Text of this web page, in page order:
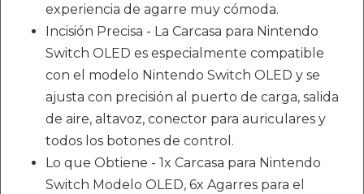
experiencia de agarre muy cómoda.
Incisión Precisa - La Carcasa para Nintendo
Switch OLED es especialmente compatible
con el modelo Nintendo Switch OLED y se
ajusta con precisión al puerto de carga, salida
de aire, altavoz, conector para auriculares y
todos los botones de control.
Lo que Obtiene - 1x Carcasa para Nintendo
Switch Modelo OLED, 6x Agarres para el